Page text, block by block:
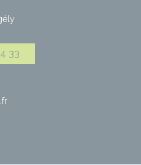
33